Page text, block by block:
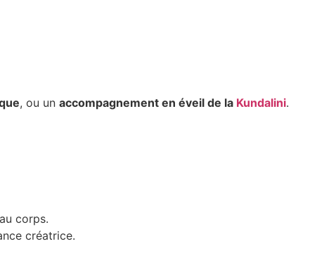
, ou un accompagnement en éveil de la Kundalini.
corps.
créatrice.